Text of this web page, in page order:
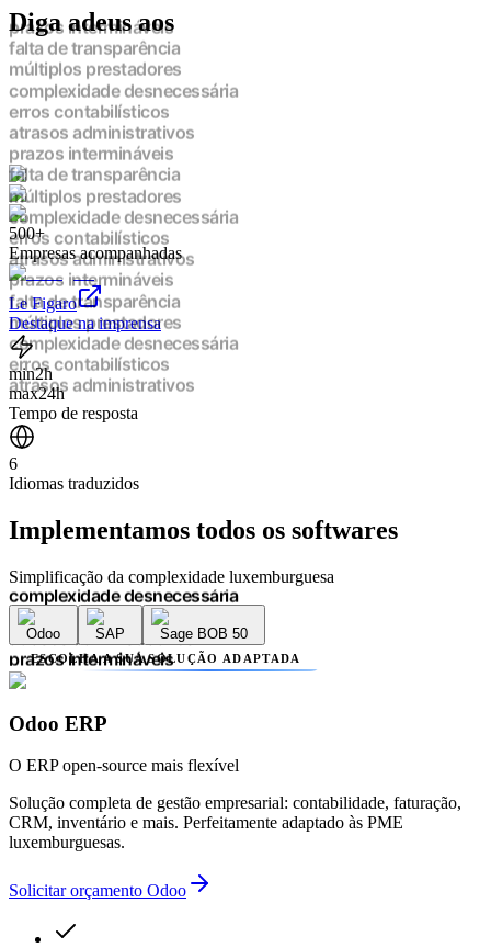
Diga adeus aos
prazos intermináveis
falta de transparência
múltiplos prestadores
complexidade desnecessária
erros contabilísticos
atrasos administrativos
prazos intermináveis
falta de transparência
múltiplos prestadores
complexidade desnecessária
erros contabilísticos
atrasos administrativos
prazos intermináveis
falta de transparência
múltiplos prestadores
complexidade desnecessária
erros contabilísticos
atrasos administrativos
prazos intermináveis
falta de transparência
múltiplos prestadores
complexidade desnecessária
atrasos administrativos
falta de transparência
múltiplos prestadores
complexidade desnecessária
erros contabilísticos
atrasos administrativos
prazos intermináveis
múltiplos prestadores
erros contabilísticos
500+
Empresas acompanhadas
Le Figaro
Destaque na imprensa
min2h
max24h
Tempo de resposta
6
Idiomas traduzidos
Implementamos todos os softwares
Simplificação da complexidade luxemburguesa
Odoo SAP Sage BOB 50
ESCOLHA A SUA SOLUÇÃO ADAPTADA
Odoo ERP
O ERP open-source mais flexível
Solução completa de gestão empresarial: contabilidade, faturação,
CRM, inventário e mais. Perfeitamente adaptado às PME
luxemburguesas.
Solicitar orçamento Odoo